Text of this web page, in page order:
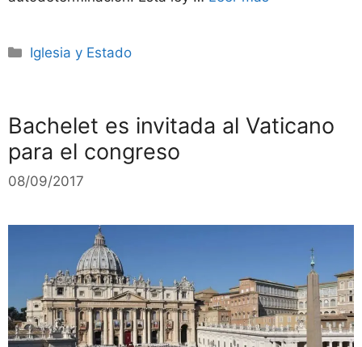
Categorías
Iglesia y Estado
Bachelet es invitada al Vaticano
para el congreso
08/09/2017